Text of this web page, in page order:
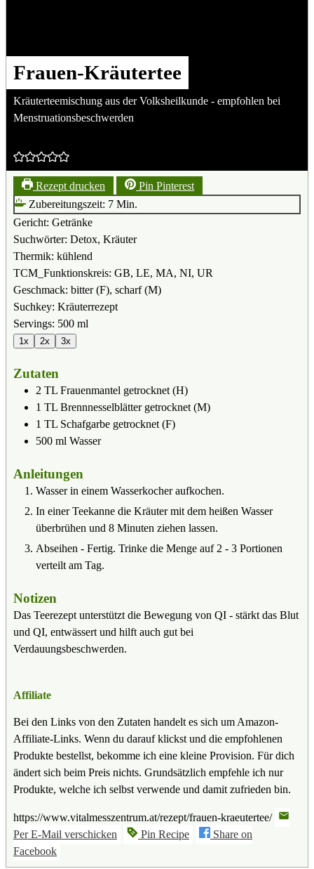
Frauen-Kräutertee
Kräuterteemischung aus der Volksheilkunde - empfohlen bei
Menstruationsbeschwerden
Rezept drucken
Pin Pinterest
Zubereitungszeit: 7Minuten
Min.
Gericht: Getränke
Suchwörter: Detox, Kräuter
Thermik: kühlend
TCM_Funktionskreis: GB, LE, MA, NI, UR
Geschmack: bitter (F), scharf (M)
Suchkey: Kräuterrezept
Servings: 500 ml
1x 2x 3x
Zutaten
2 TL Frauenmantel getrocknet (H)
1 TL Brennnesselblätter getrocknet (M)
1 TL Schafgarbe getrocknet (F)
500 ml Wasser
Anleitungen
Wasser in einem Wasserkocher aufkochen.
In einer Teekanne die Kräuter mit dem heißen Wasser
überbrühen und 8 Minuten ziehen lassen.
Abseihen - Fertig. Trinke die Menge auf 2 - 3 Portionen
verteilt am Tag.
Notizen
Das Teerezept unterstützt die Bewegung von QI - stärkt das Blut
und QI, entwässert und hilft auch gut bei
Verdauungsbeschwerden.
Affiliate
Bei den Links von den Zutaten handelt es sich um Amazon-
Affiliate-Links. Wenn du darauf klickst und die empfohlenen
Produkte bestellst, bekomme ich eine kleine Provision. Für dich
ändert sich beim Preis nichts. Grundsätzlich empfehle ich nur
Produkte, welche ich selbst verwende und damit zufrieden bin.
https://www.vitalmesszentrum.at/rezept/frauen-kraeutertee/
Per E-Mail verschicken
Pin Recipe
Share on
Facebook